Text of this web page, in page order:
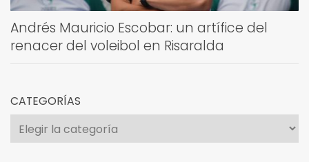
Andrés Mauricio Escobar: un artífice del
renacer del voleibol en Risaralda
CATEGORÍAS
Categorías